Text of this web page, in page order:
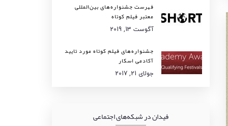
فهرست جشنواره‌های بین‌المللی
معتبر فیلم کوتاه
آگوست 13, 2019
جشنواره‌های فیلم کوتاه مورد تایید
آکادمی اسکار
جولای 21, 2017
فیدان در شبکه‌های اجتماعی